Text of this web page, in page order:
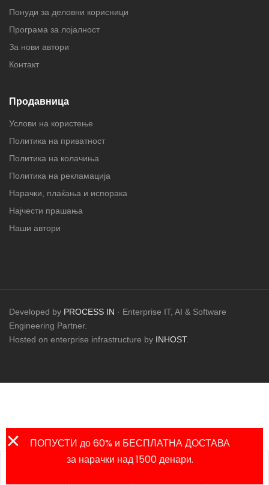
Понуди за деловни корисници
Програма за лојалност
За нови автори
Контакт
Продавница
Услови на користење
Политика на приватност
Политика на колачиња
Политика на рекламација
Нарачки, плаќања и испорака
Најчести прашања
Наши автори
Developed by PROCESS IN · Enterprise IT, AI & Software
Engineering Partner.
Hosted on enterprise infrastructure by INHOST.
ПОПУСТИ до 60% и БЕСПЛАТНА ДОСТАВА
за нарачки над 1500 денари.